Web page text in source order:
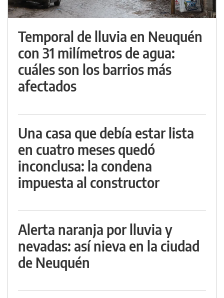
Temporal de lluvia en Neuquén
con 31 milímetros de agua:
cuáles son los barrios más
afectados
Una casa que debía estar lista
en cuatro meses quedó
inconclusa: la condena
impuesta al constructor
Alerta naranja por lluvia y
nevadas: así nieva en la ciudad
de Neuquén